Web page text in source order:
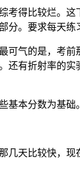
得比较烂。
。要求每天练
气的是，考
有折射率的
基本分数为基础。
几天比较快，